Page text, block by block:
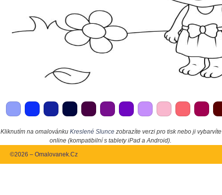
Kliknutím na omalovánku Kreslené Slunce zobrazíte verzi pro tisk nebo ji vybarvíte
online (kompatibilní s tablety iPad a Android).
©2026 – Omalovanek.Cz